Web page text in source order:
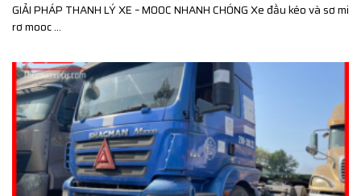
GIẢI PHÁP THANH LÝ XE – MOOC NHANH CHÓNG Xe đầu kéo và sơ mi
rơ mooc ...